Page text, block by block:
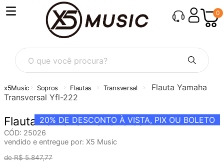
0
O que você procura?
Sopros Flautas Transversal
Flauta Yamaha
Transversal Yfl-222
20% DE DESCONTO À VISTA, PIX OU BOLETO
Flauta Yamaha Transversal Yfl-222
CÓD: 25026
vendido e entregue por: X5 Music
R$ 5.847,77